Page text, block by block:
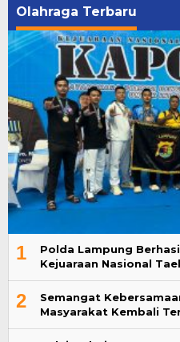
Olahraga Terbaru
1
Polda Lampung
Kejuaraan Nasional
2
Semangat
Masyarakat Kembali